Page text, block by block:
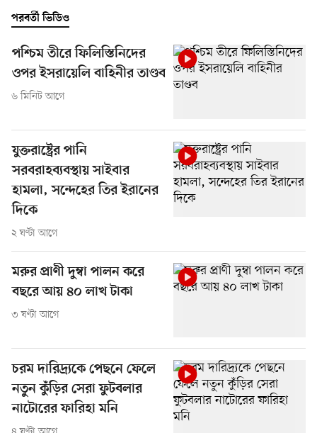
পরবর্তী ভিডিও
পশ্চিম তীরে ফিলিস্তিনিদের
ওপর ইসরায়েলি বাহিনীর তাণ্ডব
৬ মিনিট আগে
যুক্তরাষ্ট্রের পানি
সরবরাহব্যবস্থায় সাইবার
হামলা, সন্দেহের তির ইরানের
দিকে
২ ঘণ্টা আগে
মরুর প্রাণী দুম্বা পালন করে
বছরে আয় ৪০ লাখ টাকা
৩ ঘণ্টা আগে
চরম দারিদ্র্যকে পেছনে ফেলে
নতুন কুঁড়ির সেরা ফুটবলার
নাটোরের ফারিহা মনি